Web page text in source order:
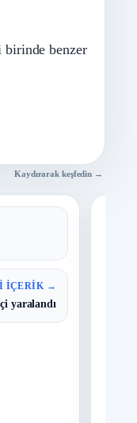
birinde benzer
Kaydırarak keşfedin →
İÇERIK →
yaralandı